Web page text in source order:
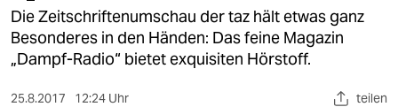
öko
gesellschaft
Die Zeitschriftenumschau der taz hält etwas ganz
Besonderes in den Händen: Das feine Magazin
„Dampf-Radio“ bietet exquisiten Hörstoff.
25.8.2017 12:24 Uhr teilen